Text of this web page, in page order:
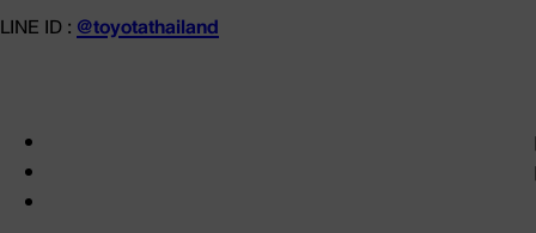
LINE ID :@toyotathailand